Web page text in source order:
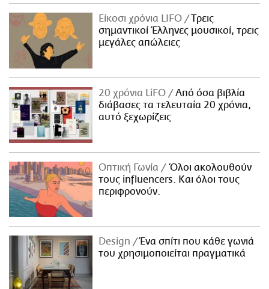
Είκοσι χρόνια LIFO
Tρεις
σημαντικοί Έλληνες μουσικοί, τρεις
μεγάλες απώλειες
20 χρόνια LiFO
Από όσα βιβλία
διάβασες τα τελευταία 20 χρόνια,
αυτό ξεχωρίζεις
Οπτική Γωνία
Όλοι ακολουθούν
τους influencers. Και όλοι τους
περιφρονούν.
Design
Ένα σπίτι που κάθε γωνιά
του χρησιμοποιείται πραγματικά